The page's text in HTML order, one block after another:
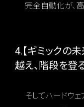
完全自動化が、
4.【ギミックの
越え、階段を登
そしてハードウ